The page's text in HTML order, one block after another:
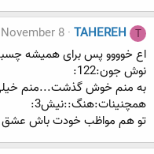
T
TAHEREH
8
اع خوووو پس برای همیشه
نوش جون:122:
به منم خوش گذشت...منم
همچنینات:هنگ::نیش3:
تو هم مواظب خودت باش عشق